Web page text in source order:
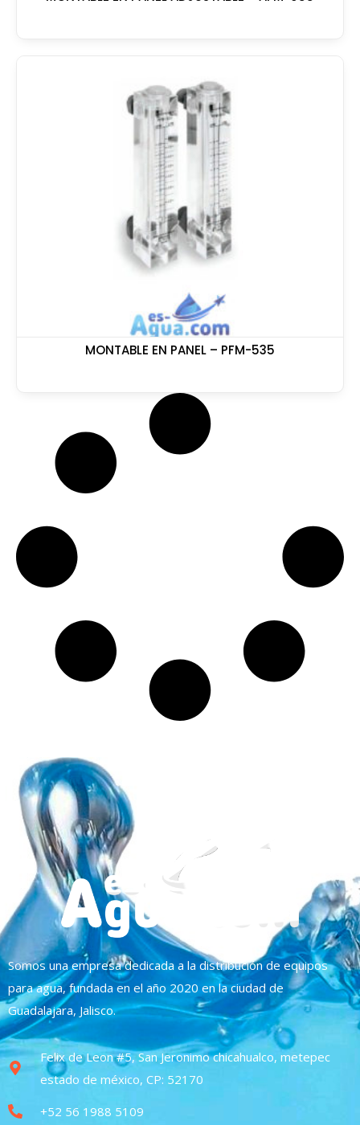
MONTABLE EN PANEL – PFM-535
Somos una empresa dedicada a la distribución de equipos
para agua, fundada en el año 2020 en la ciudad de
Guadalajara, Jalisco.
Felix de Leon #5, San Jeronimo chicahualco, metepec
estado de méxico, CP: 52170
+52 56 1988 5109